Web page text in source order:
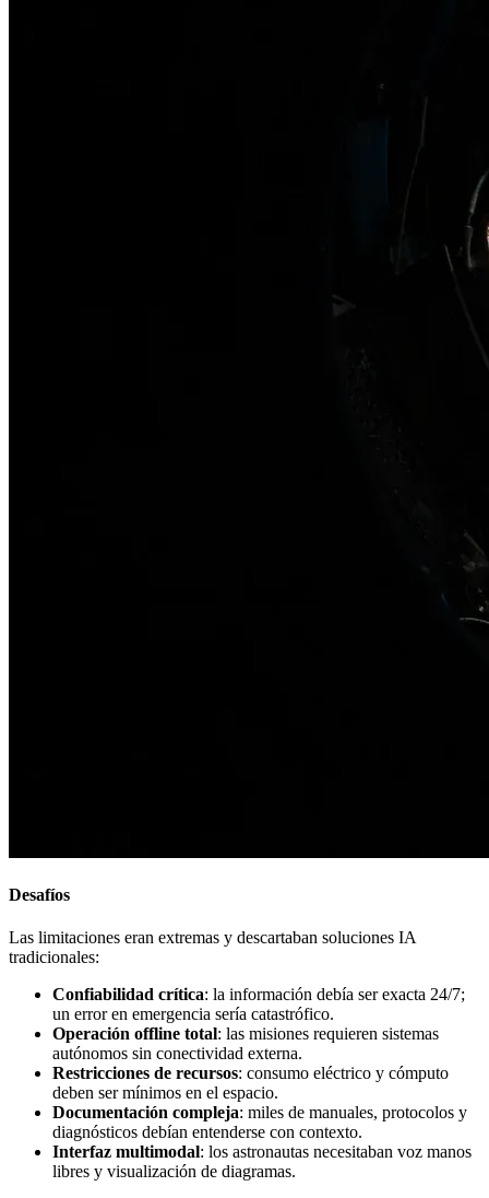
Desafíos
Las limitaciones eran extremas y descartaban soluciones IA
tradicionales:
Confiabilidad crítica: la información debía ser exacta 24/7;
un error en emergencia sería catastrófico.
Operación offline total: las misiones requieren sistemas
autónomos sin conectividad externa.
Restricciones de recursos: consumo eléctrico y cómputo
deben ser mínimos en el espacio.
Documentación compleja: miles de manuales, protocolos y
diagnósticos debían entenderse con contexto.
Interfaz multimodal: los astronautas necesitaban voz manos
libres y visualización de diagramas.